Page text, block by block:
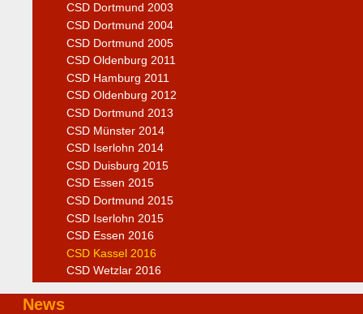
CSD Dortmund 2003
CSD Dortmund 2004
CSD Dortmund 2005
CSD Oldenburg 2011
CSD Hamburg 2011
CSD Oldenburg 2012
CSD Dortmund 2013
CSD Münster 2014
CSD Iserlohn 2014
CSD Duisburg 2015
CSD Essen 2015
CSD Dortmund 2015
CSD Iserlohn 2015
CSD Essen 2016
CSD Kassel 2016
CSD Wetzlar 2016
News